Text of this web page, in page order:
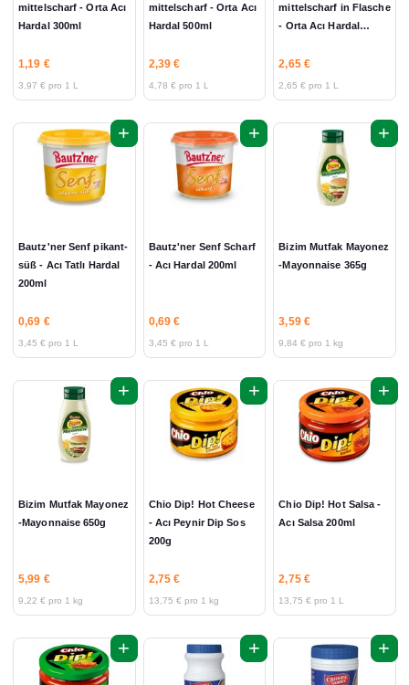
mittelscharf - Orta Acı
Hardal 300ml
1,19 €
3,97 € pro 1 L
mittelscharf - Orta Acı
Hardal 500ml
2,39 €
4,78 € pro 1 L
mittelscharf in Flasche
- Orta Acı Hardal
2,65 €
2,65 € pro 1 L
+
Bautz'ner Senf pikant-
süß - Acı Tatlı Hardal
200ml
0,69 €
3,45 € pro 1 L
+
Bautz'ner Senf Scharf
- Acı Hardal 200ml
0,69 €
3,45 € pro 1 L
+
Bizim Mutfak Mayonez
-Mayonnaise 365g
3,59 €
9,84 € pro 1 kg
+
Bizim Mutfak Mayonez
-Mayonnaise 650g
5,99 €
9,22 € pro 1 kg
+
Chio Dip! Hot Cheese
- Acı Peynir Dip Sos
200g
2,75 €
13,75 € pro 1 kg
+
Chio Dip! Hot Salsa -
Acı Salsa 200ml
2,75 €
13,75 € pro 1 L
+ + +